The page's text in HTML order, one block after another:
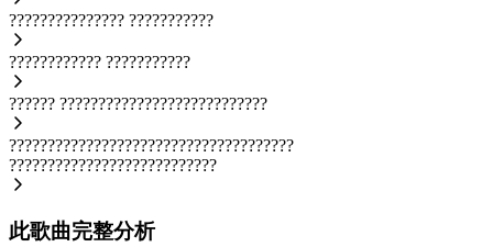
??????????????? ???????????
???????????? ???????????
?????? ???????????????????????????
?????????????????????????????????????
???????????????????????????
此歌曲完整分析